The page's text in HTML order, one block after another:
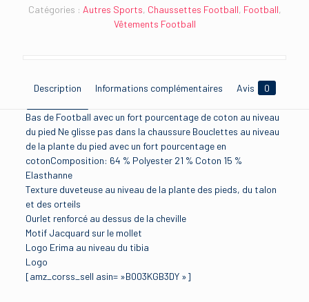
Catégories : Autres Sports, Chaussettes Football, Football,
Vêtements Football
Description Informations complémentaires Avis 0
Bas de Football avec un fort pourcentage de coton au niveau
du pied Ne glisse pas dans la chaussure Bouclettes au niveau
de la plante du pied avec un fort pourcentage en
cotonComposition: 64 % Polyester 21 % Coton 15 %
Elasthanne
Texture duveteuse au niveau de la plante des pieds, du talon
et des orteils
Ourlet renforcé au dessus de la cheville
Motif Jacquard sur le mollet
Logo Erima au niveau du tibia
Logo
[amz_corss_sell asin= »B003KGB3DY »]